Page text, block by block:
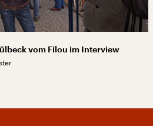
vom Filou im Interview